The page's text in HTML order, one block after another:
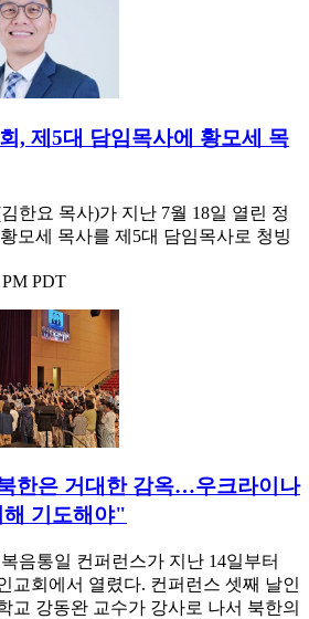
, 제5대 담임목사에 황모세 목
한요 목사)가 지난 7월 18일 열린 정
모세 목사를 제5대 담임목사로 청빙
PM PDT
한은 거대한 감옥…우크라이나
기도해야"
음통일 컨퍼런스가 지난 14일부터
교회에서 열렸다. 컨퍼런스 셋째 날인
교 강동완 교수가 강사로 나서 북한의